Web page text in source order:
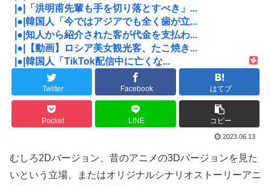
|●|「洪明甫先輩も手を切り落とすべき」...
|●|韓国人「今ではアジアでも全く歯が立...
|●|知人から紹介された客が代金を支払わ...
|●|【動画】ロシア美女観光客、たこ焼き...
|●|韓国人「TikTok配信中に亡くな...
Twitter Facebook はてブ
Pocket LINE コピー
2023.06.13
むしろ2Dバージョン、昔のアニメの3Dバージョンを見た
いという立場、またはオリジナルシナリオストーリーアニ